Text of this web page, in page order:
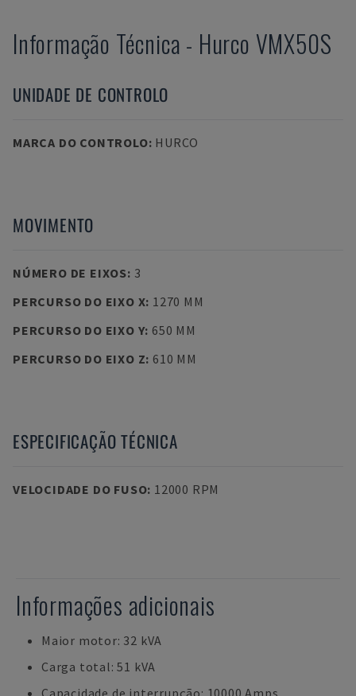
Informação Técnica - Hurco VMX50S
UNIDADE DE CONTROLO
MARCA DO CONTROLO: HURCO
MOVIMENTO
NÚMERO DE EIXOS: 3
PERCURSO DO EIXO X: 1270 MM
PERCURSO DO EIXO Y: 650 MM
PERCURSO DO EIXO Z: 610 MM
ESPECIFICAÇÃO TÉCNICA
VELOCIDADE DO FUSO: 12000 RPM
Informações adicionais
Maior motor: 32 kVA
Carga total: 51 kVA
Capacidade de interrupção: 10000 Amps